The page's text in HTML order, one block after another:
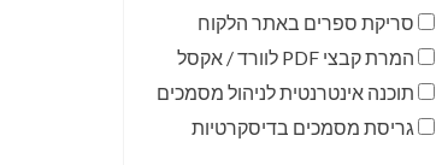
סריקת ספרים באתר הלקוח
המרת קבצי PDF לוורד / אקסל
תוכנה אינטרנטית לניהול מסמכים
גריסת מסמכים בדיסקרטיות